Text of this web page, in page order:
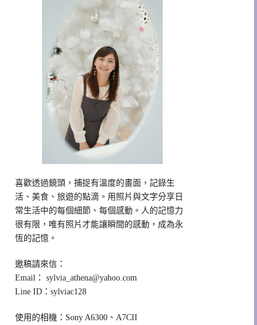
喜歡透過鏡頭，捕捉有溫度的畫面，記錄生
活、美食、旅遊的點滴。用照片與文字分享日
常生活中的每個細節、每個感動。人的記憶力
很有限，唯有照片才能讓瞬間的感動，成為永
恆的記憶。
邀稿請來信：
Email：
sylvia_athena@yahoo.com
Line ID：sylviac128
使用的相機：Sony A6300、A7CII